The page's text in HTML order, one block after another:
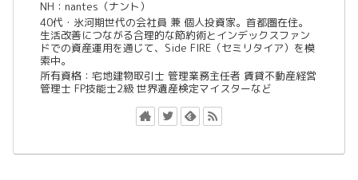
NH：nantes（ナント）
40代・氷河期世代の会社員 兼 個人投資家。首都圏在住。
生活改善につながる合理的な節約術とインデックスファン
ドでの資産運用を通じて、Side FIRE（セミリタイア）を模
索中。
所有資格：宅地建物取引士 管理業務主任者 賃貸不動産経営
管理士 FP技能士2級 世界遺産検定マイスターなど